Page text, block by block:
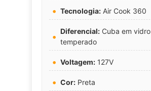
Tecnologia: Air Cook 360
Diferencial: Cuba em vidro
temperado
Voltagem: 127V
Cor: Preta